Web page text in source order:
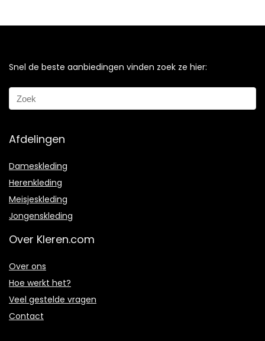
Snel de beste aanbiedingen vinden zoek ze hier:
Afdelingen
Dameskleding
Herenkleding
Meisjeskleding
Jongenskleding
Over Kleren.com
Over ons
Hoe werkt het?
Veel gestelde vragen
Contact